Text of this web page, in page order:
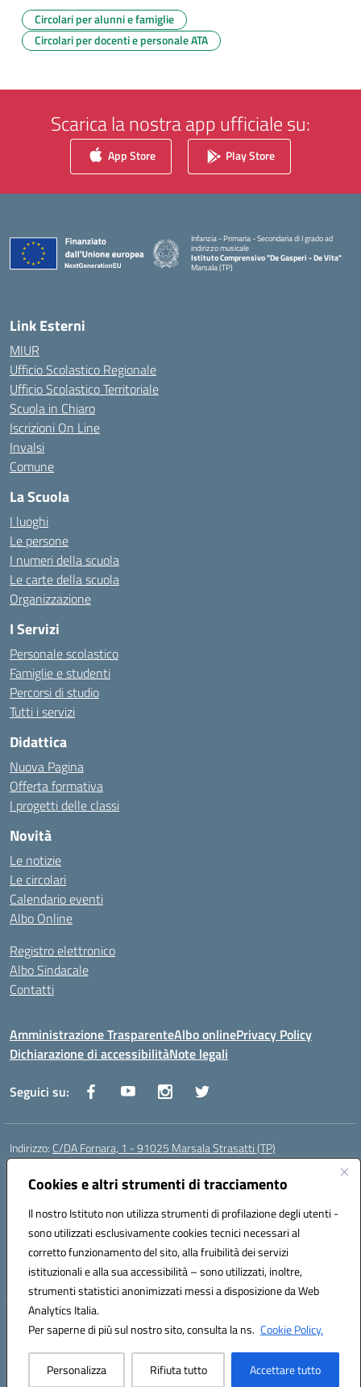
Cookies e altri strumenti di tracciamento
Il nostro Istituto non utilizza strumenti di profilazione degli utenti -
sono utilizzati esclusivamente cookies tecnici necessari al
corretto funzionamento del sito, alla fruibilità dei servizi
istituzionali e alla sua accessibilità – sono utilizzati, inoltre,
strumenti statistici anonimizzati messi a disposizione da Web
Analytics Italia.
Per saperne di più sul nostro sito, consulta la ns. Cookie Policy.
Personalizza Rifiuta tutto Accettare tutto
Circolari per alunni e famiglie
Circolari per docenti e personale ATA
Scarica la nostra app ufficiale su:
App Store Play Store
Infanzia - Primaria - Secondaria di I grado ad
indirizzo musicale
Istituto Comprensivo "De Gasperi - De Vita"
Marsala (TP)
Link Esterni
MIUR
Ufficio Scolastico Regionale
Ufficio Scolastico Territoriale
Scuola in Chiaro
Iscrizioni On Line
Invalsi
Comune
La Scuola
I luoghi
Le persone
I numeri della scuola
Le carte della scuola
Organizzazione
I Servizi
Personale scolastico
Famiglie e studenti
Percorsi di studio
Tutti i servizi
Didattica
Nuova Pagina
Offerta formativa
I progetti delle classi
Novità
Le notizie
Le circolari
Calendario eventi
Albo Online
Registro elettronico
Albo Sindacale
Contatti
Amministrazione TrasparenteAlbo onlinePrivacy Policy
Dichiarazione di accessibilitàNote legali
Seguici su:
Indirizzo: C/DA Fornara, 1 - 91025 Marsala Strasatti (TP)
Centralino:
Posta elettronica certificata (PEC):tpic81600v@pec.istruzione.it
Codice fiscale: 82006360810
Codice meccanografico:TPIC81600V
Codice Indice delle Pubbliche Amministrazioni (IPA): istsc_tpic81600v
Codice unico di fatturazione (CUF): UFODYY
Hosting & Powered by 3D Solution S.r.l.
Concept & Design by Designers Italia